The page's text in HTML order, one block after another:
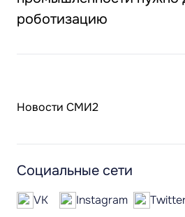
роботизацию
Новости СМИ2
Социальные сети
VK Instagram